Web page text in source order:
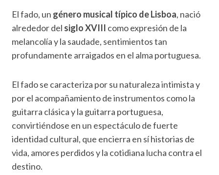
El fado, un género musical típico de Lisboa, nació
alrededor del siglo XVIII como expresión de la
melancolía y la saudade, sentimientos tan
profundamente arraigados en el alma portuguesa.
El fado se caracteriza por su naturaleza intimista y
por el acompañamiento de instrumentos como la
guitarra clásica y la guitarra portuguesa,
convirtiéndose en un espectáculo de fuerte
identidad cultural, que encierra en sí historias de
vida, amores perdidos y la cotidiana lucha contra el
destino.